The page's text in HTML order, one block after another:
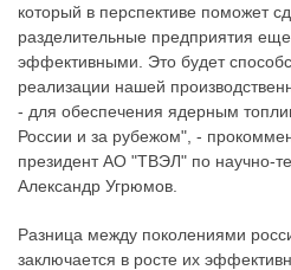
который в перспективе поможет
разделительные предприятия
эффективными. Это будет
реализации нашей
- для обеспечения ядерным
России и за рубежом", -
президент АО "ТВЭЛ" по научно-
Александр Угрюмов.
Разница между поколениями
заключается в росте их